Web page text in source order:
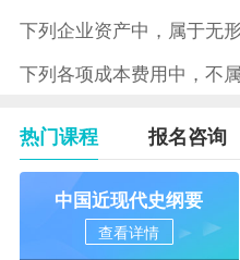
下列企业资产中，属于
下列各项成本费用中，不
热门课程 报名咨询
中国近现代史纲要
查看详情